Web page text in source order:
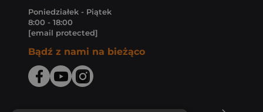
Poniedziałek - Piątek
8:00 - 18:00
[email protected]
Bądź z nami na bieżąco